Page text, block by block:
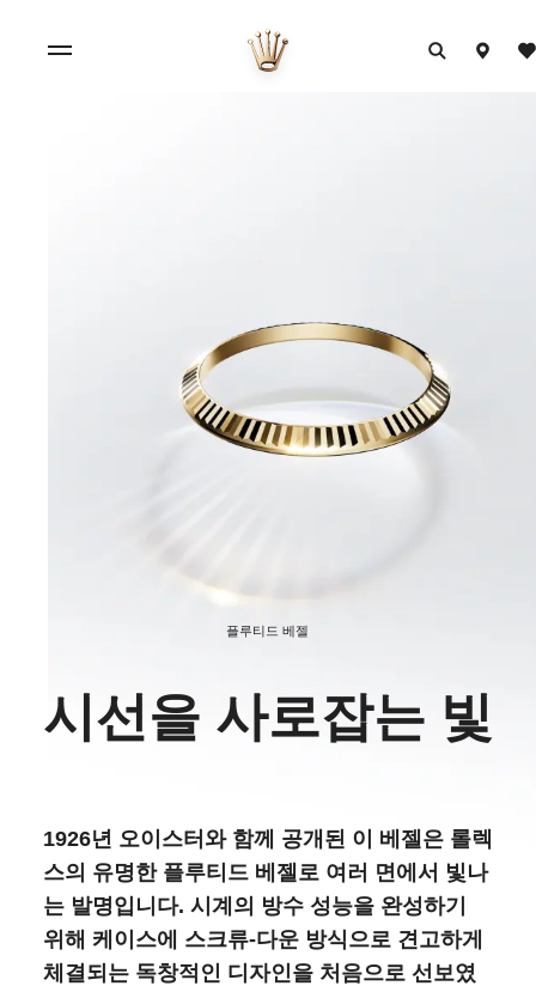
플루티드 베젤
시선을 사로잡는 빛
1926년 오이스터와 함께 공개된 이 베젤은 롤렉
스의 유명한 플루티드 베젤로 여러 면에서 빛나
는 발명입니다. 시계의 방수 성능을 완성하기
위해 케이스에 스크류-다운 방식으로 견고하게
체결되는 독창적인 디자인을 처음으로 선보였